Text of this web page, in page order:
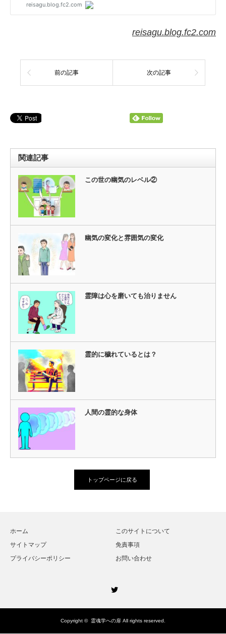
reisagu.blog.fc2.com
前の記事 次の記事
関連記事
この世の幽気のレベル②
幽気の変化と雰囲気の変化
霊障は心を磨いても治りません
霊的に穢れているとは？
人間の霊的な身体
トップページに戻る
ホーム
このサイトについて
サイトマップ
免責事項
プライバシーポリシー
お問い合わせ
Copyright © 霊魂学への扉 All rights reserved.